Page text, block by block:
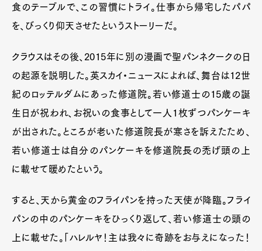
食のテーブルで、この習慣にトライ。仕事から帰宅したパパ
を、びっくり仰天させたというストーリーだ。
クラウスはその後、2015年に別の漫画で聖パンネクークの日
の起源を説明した。英スカイ・ニュースによれば、舞台は12世
紀のロッテルダムにあった修道院。若い修道士の15歳の誕
生日が祝われ、お祝いの食事として一人1枚ずつパンケーキ
が出された。ところが老いた修道院長が寒さを訴えたため、
若い修道士は自分のパンケーキを修道院長の禿げ頭の上
に載せて暖めたという。
すると、天から黄金のフライパンを持った天使が降臨。フライ
パンの中のパンケーキをひっくり返して、若い修道士の頭の
上に載せた。「ハレルヤ！主は我々に奇跡をお与えになった！